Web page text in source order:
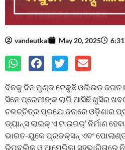
vandeutkal May 20, 2025
ଦିନକୁ ଦିନ ମୁଣ୍ଡ ଟେକୁଛି ଓଲିଉଡ ଜଗତ l
ସିନେ ପ୍ରେମୀଙ୍କ ଲାଗି ଆସିଛି ଖୁସିର
ଚଳଚ୍ଚିତ୍ର ପ୍ରଯୋଜନାରେ ଓଡ଼ିଶାର
ଡ୍ୟାନ୍ସ ଲାଇକ୍ ଏ ଟାଇଗର୍’ ନିର୍ମାଣ
ଭାରତ-ୟୁକେ ପ୍ରଡକ୍ସନ୍ ଏବଂ ପୋଲାଣ୍ଡ ,
ରିପବ୍ଲିକ୍ ଓ ଆମେରିକା ସହଭାଗିତାରେ